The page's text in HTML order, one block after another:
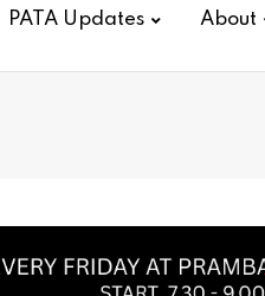
PATA Updates About